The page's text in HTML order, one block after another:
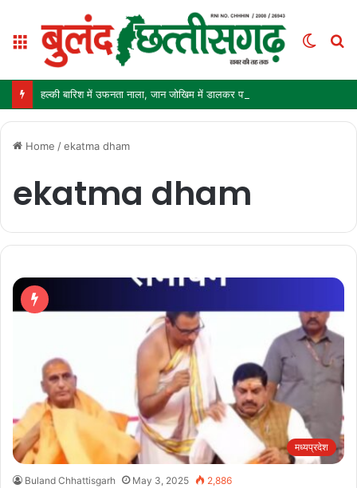
Menu
Switch
Home /ekatma dham
ekatma dham
मध्यप्रदेश
Buland Chhattisgarh May 3, 2025 2,886